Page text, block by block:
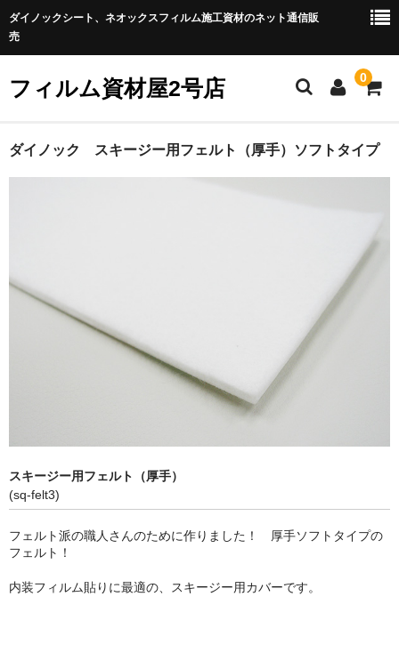
ダイノックシート、ネオックスフィルム施工資材のネット通信販
売
フィルム資材屋2号店 0
ホーム
◆ダイノックフィルム
◆玄関ドア用フィルム
★施工用具（補助用具）
浴室（水廻り）工事向け
カーラッピング向け
接着剤/糊落とし/テープ類
送料について
ダイノック スキージー用フェルト（厚手）ソフトタイプ
スキージー用フェルト（厚手）
(sq-felt3)
フェルト派の職人さんのために作りました！ 厚手ソフトタイプの
フェルト！
内装フィルム貼りに最適の、スキージー用カバーです。